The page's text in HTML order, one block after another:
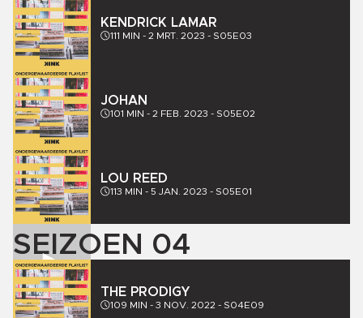
KENDRICK LAMAR
111 MIN - 2 MRT. 2023 - S05E03
JOHAN
101 MIN - 2 FEB. 2023 - S05E02
LOU REED
113 MIN - 5 JAN. 2023 - S05E01
SEIZOEN 04
THE PRODIGY
109 MIN - 3 NOV. 2022 - S04E09